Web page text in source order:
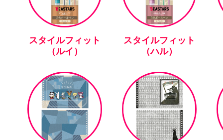
スタイルフィット
（ルイ）
スタイルフィット
（ハル）